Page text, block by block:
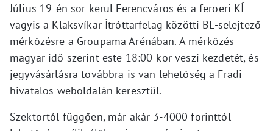
Július 19-én sor kerül Ferencváros és a feröeri KÍ
vagyis a Klaksvíkar Ítróttarfelag közötti BL-selejtező
mérkőzésre a Groupama Arénában. A mérkőzés
magyar idő szerint este 18:00-kor veszi kezdetét, és
jegyvásárlásra továbbra is van lehetőség a Fradi
hivatalos weboldalán keresztül.
Szektortól függően, már akár 3-4000 forinttól